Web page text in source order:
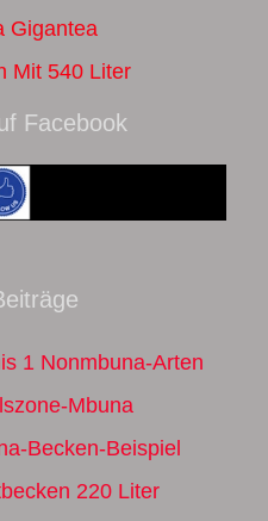
Gigantea
Mit 540 Liter
Facebook
1 Nonmbuna-Arten
Mbuna
Becken-Beispiel
220 Liter